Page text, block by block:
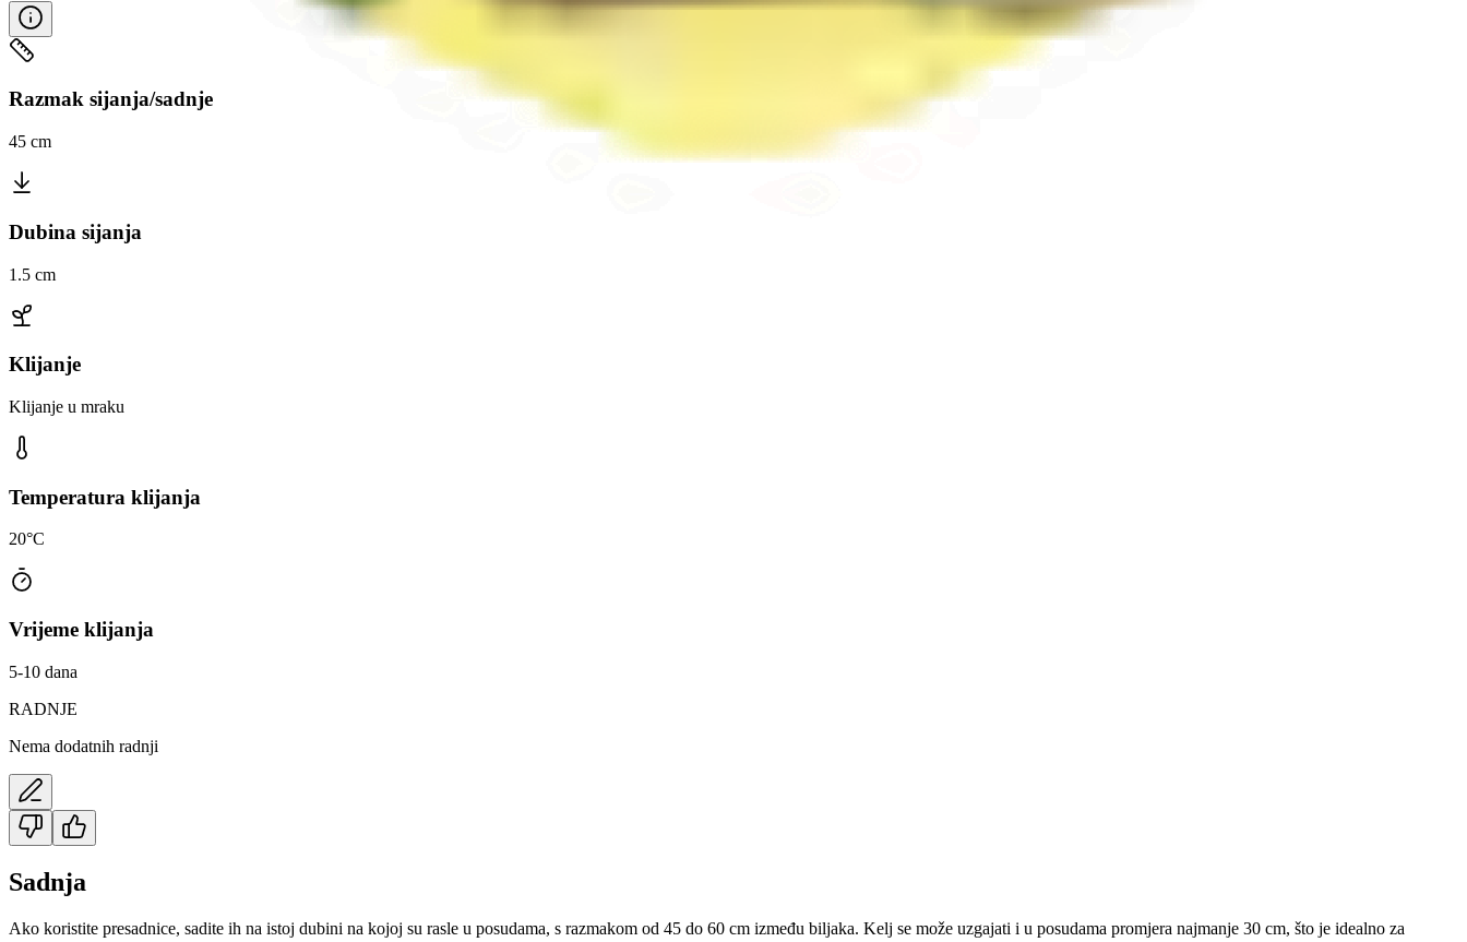
Razmak sijanja/sadnje
45 cm
Dubina sijanja
1.5 cm
Klijanje
Klijanje u mraku
Temperatura klijanja
20°C
Vrijeme klijanja
5-10 dana
RADNJE
Nema dodatnih radnji
Sadnja
Ako koristite presadnice, sadite ih na istoj dubini na kojoj su rasle u posudama, s razmakom od 45 do 60 cm između biljaka. Kelj se može uzgajati i u posudama promjera najmanje 30 cm, što je idealno za